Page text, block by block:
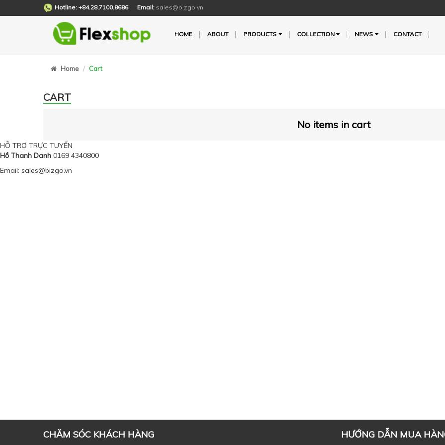
Hotline: +84.28.7100.8686 Email: sales@bizgo.vn
HOME ABOUT PRODUCTS COLLECTION NEWS CONTACT
Home Cart
CART
No items in cart
CHĂM SÓC KHÁCH HÀNG HƯỚNG DẪN MUA
HỖ TRỢ TRỰC TUYẾN
Hồ Thanh Danh 0169 4340800
Email: sales@bizgo.vn